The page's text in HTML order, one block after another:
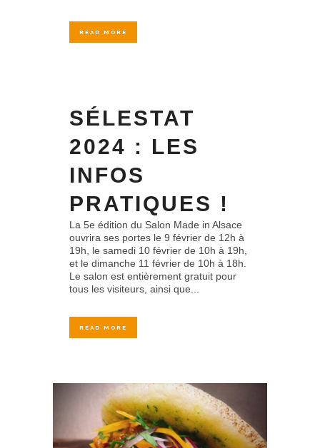
READ MORE
SÉLESTAT
2024 : LES
INFOS
PRATIQUES !
La 5e édition du Salon Made in Alsace
ouvrira ses portes le 9 février de 12h à
19h, le samedi 10 février de 10h à 19h,
et le dimanche 11 février de 10h à 18h.
Le salon est entièrement gratuit pour
tous les visiteurs, ainsi que...
READ MORE